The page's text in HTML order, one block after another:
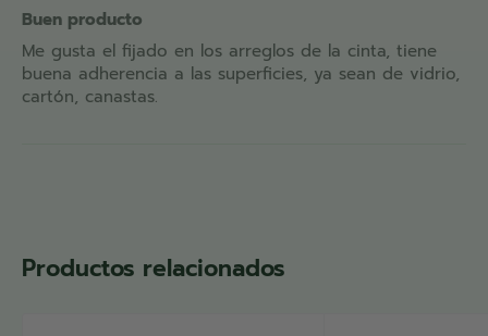
nuestracinta transparente
para tus necesidades de adherencia.
Buen producto
Me gusta el fijado en los arreglos de la cinta, tiene
buena adherencia a las superficies, ya sean de vidrio,
cartón, canastas.
Productos relacionados